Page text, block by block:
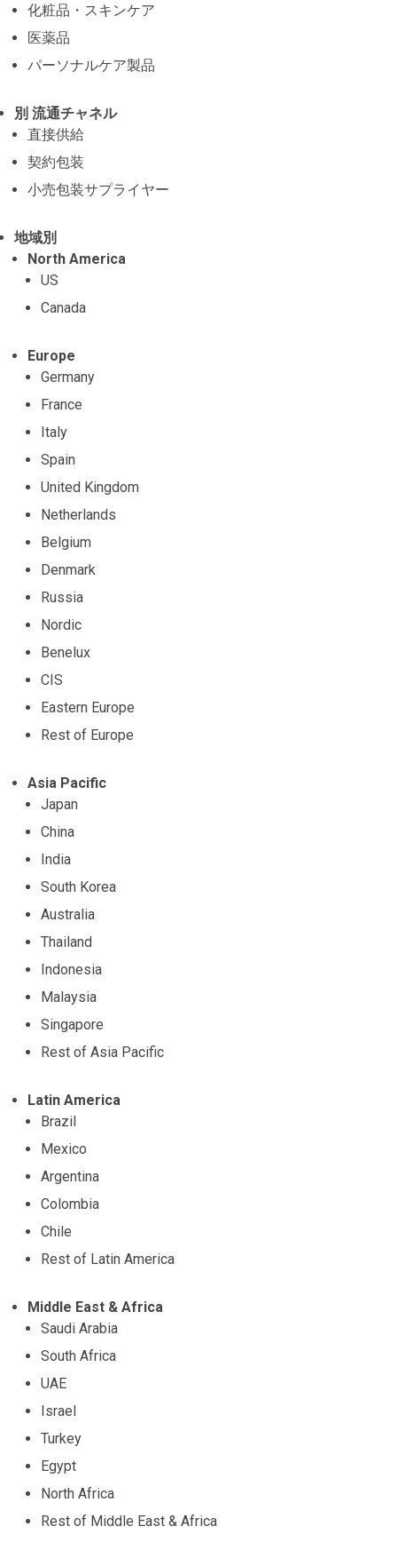
化粧品・スキンケア
医薬品
パーソナルケア製品
別 流通チャネル
直接供給
契約包装
小売包装サプライヤー
地域別
North America
US
Canada
Europe
Germany
France
Italy
Spain
United Kingdom
Netherlands
Belgium
Denmark
Russia
Nordic
Benelux
CIS
Eastern Europe
Rest of Europe
Asia Pacific
Japan
China
India
South Korea
Australia
Thailand
Indonesia
Malaysia
Singapore
Rest of Asia Pacific
Latin America
Brazil
Mexico
Argentina
Colombia
Chile
Rest of Latin America
Middle East & Africa
Saudi Arabia
South Africa
UAE
Israel
Turkey
Egypt
North Africa
Rest of Middle East & Africa